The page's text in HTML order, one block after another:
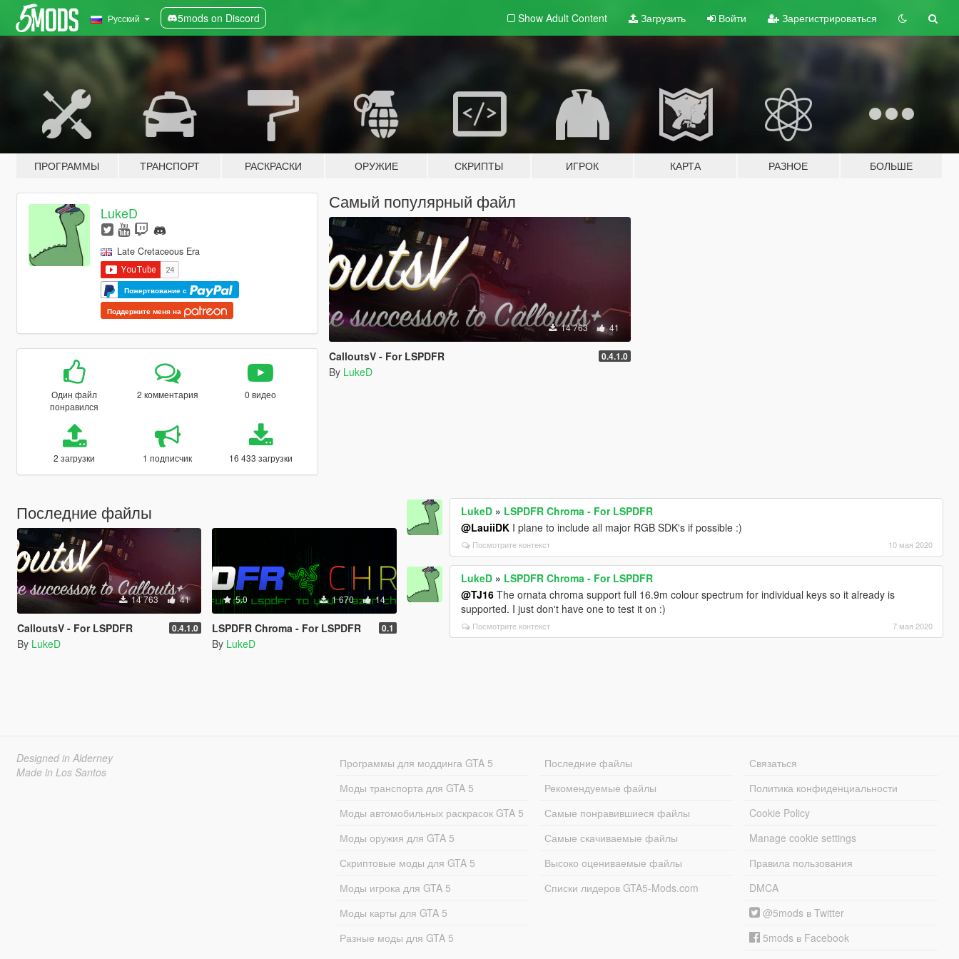
Русский 5mods on Discord Show Adult Content Загрузить Войти Зарегистрироваться
ПРОГРАММЫ ТРАНСПОРТ РАСКРАСКИ ОРУЖИЕ СКРИПТЫ ИГРОК КАРТА РАЗНОЕ БОЛЬШЕ
LukeD
Late Cretaceous Era
Пожертвование с
Поддержите меня на
Один файл
понравился
2 комментария 0 видео
2 загрузки 1 подписчик 16 433 загрузки
Самый популярный файл
14 763 41
CalloutsV - For LSPDFR 0.4.1.0
By LukeD
Последние файлы
14 763 41
CalloutsV - For LSPDFR 0.4.1.0
By LukeD
5.0 1 670 14
LSPDFR Chroma - For LSPDFR 0.1
By LukeD
LukeD » LSPDFR Chroma - For LSPDFR
@LauiiDK I plane to include all major RGB SDK's if possible :)
Посмотрите контекст 10 мая 2020
LukeD » LSPDFR Chroma - For LSPDFR
@TJ16 The ornata chroma support full 16.9m colour spectrum for individual keys so it already is
supported. I just don't have one to test it on :)
Посмотрите контекст 7 мая 2020
Designed in Alderney
Made in Los Santos
Программы для моддинга GTA 5
Моды транспорта для GTA 5
Моды автомобильных раскрасок GTA 5
Моды оружия для GTA 5
Скриптовые моды для GTA 5
Моды игрока для GTA 5
Моды карты для GTA 5
Разные моды для GTA 5
Последние файлы
Рекомендуемые файлы
Самые понравившиеся файлы
Самые скачиваемые файлы
Высоко оцениваемые файлы
Списки лидеров GTA5-Mods.com
Связаться
Политика конфиденциальности
Cookie Policy
Manage cookie settings
Правила пользования
DMCA
@5mods в Twitter
5mods в Facebook